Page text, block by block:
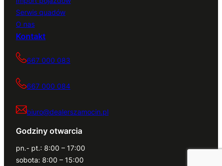
Serwis quadów
O nas
Kontakt
667 000 083
667 000 084
biuro@dealerszamocin.pl
Godziny otwarcia
pn.- pt.: 8:00 – 17:00
sobota: 8:00 – 15:00